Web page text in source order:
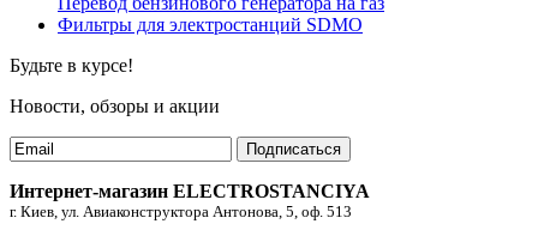
Фильтры для электростанций SDMO
Будьте в курсе!
Новости, обзоры и акции
Подписаться
Интернет-магазин ELECTROSTANCIYA
г. Киев, ул. Авиаконструктора Антонова, 5, оф. 513